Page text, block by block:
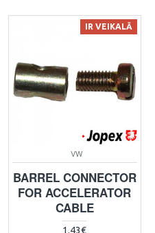
IR VEIKALĀ
VW
BARREL CONNECTOR
FOR ACCELERATOR
CABLE
1.43€